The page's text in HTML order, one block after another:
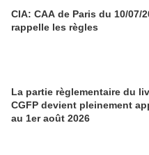
CIA: CAA de Paris du 10/07/
rappelle les règles
La partie règlementaire du
CGFP devient pleinement
au 1er août 2026